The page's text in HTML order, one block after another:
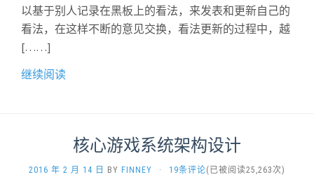
以基于别人记录在黑板上的看法，来发表和更新自己的
看法，在这样不断的意见交换，看法更新的过程中，越
[……]
继续阅读
核心游戏系统架构设计
2016 年 2 月 14 日 BY FINNEY · 19条评论(已被阅读25,263次)